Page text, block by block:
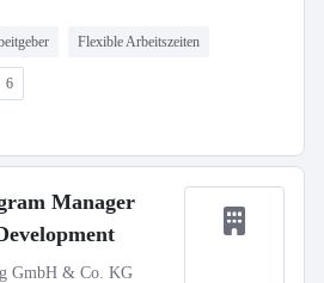
Flexible Arbeitszeiten
6
Manager
GmbH & Co. KG